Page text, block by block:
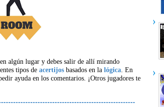
en algún lugar y debes salir de allí mirando
tipos deacertijos basados en lalógica. En
ayuda en los comentarios. ¡Otros jugadores te